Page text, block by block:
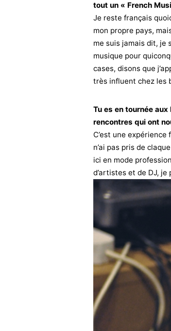
tout un « French
Je reste français
mon propre pays,
me suis jamais dit, je
musique pour
cases, disons que
très influent chez les
Tu es en tournée
rencontres qui ont
C’est une
n’ai pas pris de
ici en mode
d’artistes et de DJ,